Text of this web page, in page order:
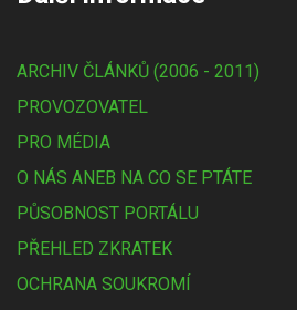
ARCHIV ČLÁNKŮ (2006 - 2011)
PROVOZOVATEL
PRO MÉDIA
O NÁS ANEB NA CO SE PTÁTE
PŮSOBNOST PORTÁLU
PŘEHLED ZKRATEK
OCHRANA SOUKROMÍ